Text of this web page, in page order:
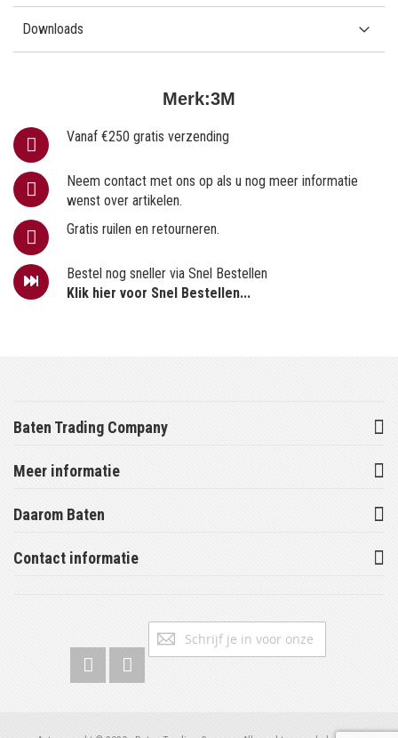
Merk:3M
Vanaf €250 gratis verzending
Neem contact met ons op als u nog meer informatie
wenst over artikelen.
Gratis ruilen en retourneren.
Bestel nog sneller via Snel Bestellen
Klik hier voor Snel Bestellen...
Downloads
Baten Trading Company
Meer informatie
Daarom Baten
Contact informatie
Abonneer